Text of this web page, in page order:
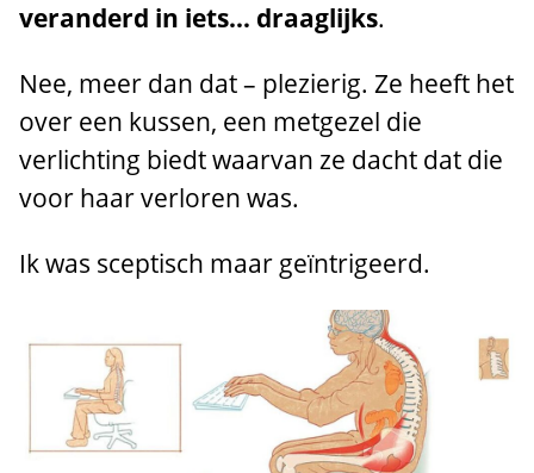
veranderd in iets… draaglijks.
Nee, meer dan dat – plezierig. Ze heeft het
over een kussen, een metgezel die
verlichting biedt waarvan ze dacht dat die
voor haar verloren was.
Ik was sceptisch maar geïntrigeerd.